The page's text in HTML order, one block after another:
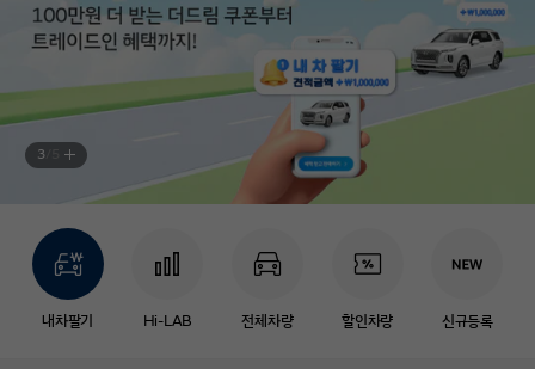
4
내차팔기 Hi-LAB 전체차량 할인차량 신규등록